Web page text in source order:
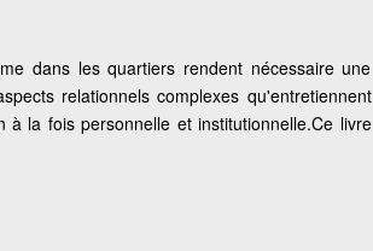
dans les quartiers rendent nécessaire une
relationnels complexes qu'entretiennent
la fois personnelle et institutionnelle.Ce livre